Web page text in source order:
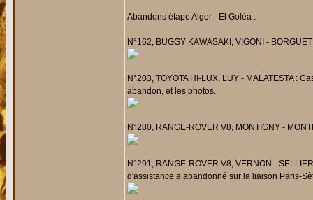
Abandons étape Alger - El Goléa :
N°162, BUGGY KAWASAKI, VIGONI -
N°203, TOYOTA HI-LUX, LUY - MALATESTA :
abandon, et les photos.
N°280, RANGE-ROVER V8, MONTIGNY -
N°291, RANGE-ROVER V8, VERNON -
d'assistance a abandonné sur la liaison Paris-